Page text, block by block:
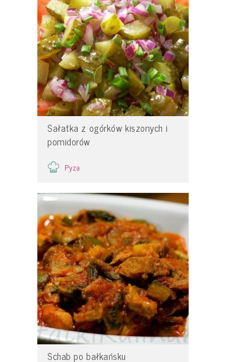
Sałatka z ogórków kiszonych i
pomidorów
Pyza
Schab po bałkańsku